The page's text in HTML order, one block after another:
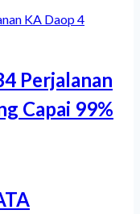
Perjalanan
Capai 99%